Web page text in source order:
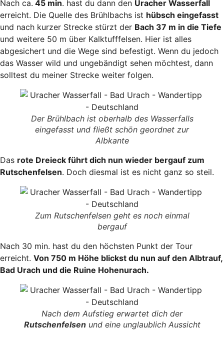
Nach ca. 45 min. hast du dann den Uracher Wasserfall
erreicht. Die Quelle des Brühlbachs ist hübsch eingefasst
und nach kurzer Strecke stürzt der Bach 37 m in die Tiefe
und weitere 50 m über Kalktufffelsen. Hier ist alles
abgesichert und die Wege sind befestigt. Wenn du jedoch
das Wasser wild und ungebändigt sehen möchtest, dann
solltest du meiner Strecke weiter folgen.
Der Brühlbach ist oberhalb des Wasserfalls
eingefasst und fließt schön geordnet zur
Albkante
Das rote Dreieck führt dich nun wieder bergauf zum
Rutschenfelsen. Doch diesmal ist es nicht ganz so steil.
Zum Rutschenfelsen geht es noch einmal
bergauf
Nach 30 min. hast du den höchsten Punkt der Tour
erreicht. Von 750 m Höhe blickst du nun auf den Albtrauf,
Bad Urach und die Ruine Hohenurach.
Nach dem Aufstieg erwartet dich der
Rutschenfelsenund eine unglaublich Aussicht